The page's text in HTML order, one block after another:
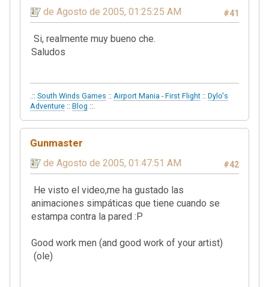
#41
17 de Agosto de 2005, 01:25:25 AM
Si, realmente muy bueno che.
Saludos
.:: South Winds Games :: Airport Mania - First Flight :: Dylo's
Adventure :: Blog ::.
Gunmaster
#42
17 de Agosto de 2005, 01:47:51 AM
He visto el video,me ha gustado las
animaciones simpáticas que tiene cuando se
estampa contra la pared :P
Good work men (and good work of your artist)
(ole)